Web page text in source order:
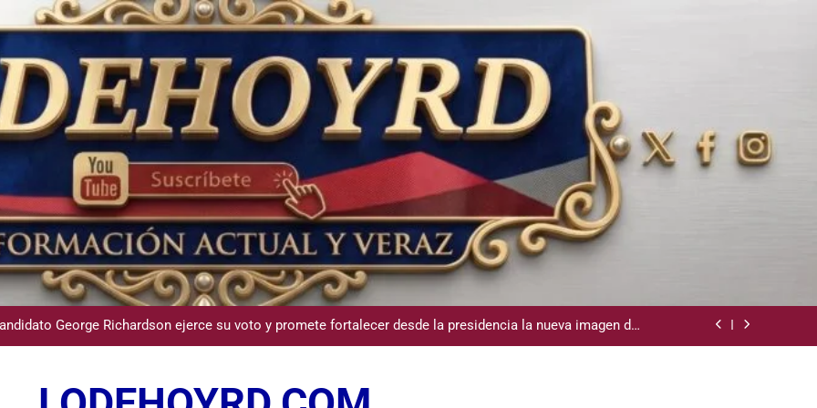
Participación de Víctor Espinal en la Camara de Comercio de San Cristobal
del INAVI encabeza acto de entrega de cheques por indemnización y rinde cuentas de sus 18
meses al frente de la institución de servicios y asistencia social
George Richardson ejerce su voto y promete fortalecer desde la presidencia la nueva imagen del
Participación de Víctor Espinal en la Camara de Comercio de San Cristobal